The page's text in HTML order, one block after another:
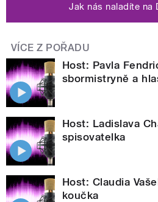
Jak nás naladíte na
VÍCE Z POŘADU
Host: Pavla
sbormistryně a
Host: Ladislava
spisovatelka
Host: Claudia
koučka